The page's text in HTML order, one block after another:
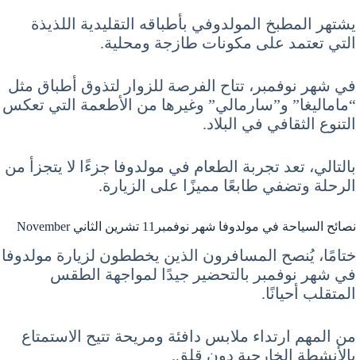
يشتهر المطبخ المولدوفي بأطباقه التقليدية اللذيذة
التي تعتمد على مكونات طازجة ومحلية.
في شهر نوفمبر، تتاح الفرصة للزوار لتذوق أطباق مثل
“ماماليغا” و”سارمالي” وغيرها من الأطعمة التي تعكس
التنوع الثقافي في البلاد.
بالتالي، تعد تجربة الطعام في مولدوفا جزءًا لا يتجزأ من
الرحلة وتضفي طابعًا مميزًا على الزيارة.
نصائح السياحة في مولدوفا شهر نوفمبر11 تشرين الثاني November
ختامًا، يُنصح المسافرون الذين يخططون لزيارة مولدوفا
في شهر نوفمبر بالتحضير جيدًا لمواجهة الطقس
المتقلب أحيانًا.
من المهم ارتداء ملابس دافئة ومريحة تتيح الاستمتاع
بالأنشطة الخارجية دون قلق.